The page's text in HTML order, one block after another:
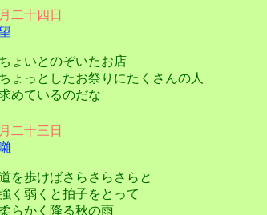
二十四日
ょいとのぞいたお店
ょっとしたお祭りにたくさんの人
めているのだな
二十三日
を歩けばさらさらさらと
く弱くと拍子をとって
らかく降る秋の雨